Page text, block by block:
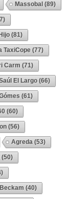
Massobal (89)
(81)
TaxiCope (77)
Carm (71)
El Largo (66)
(61)
(60)
(56)
Agreda (53)
(50)
(40)